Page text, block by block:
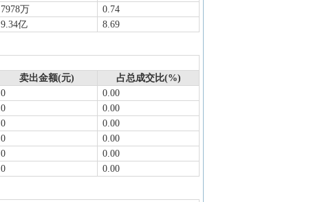
7978万
0.74
9.34亿 8.69
卖出金额(元)
占总成交比(%)
0
0.00
0
0.00
0
0.00
0
0.00
0
0.00
0 0.00